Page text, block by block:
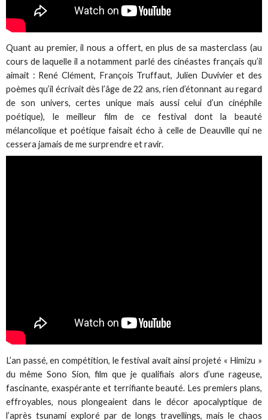
Quant au premier, il nous a offert, en plus de sa masterclass (au
cours de laquelle il a notamment parlé des cinéastes français qu’il
aimait : René Clément, François Truffaut, Julien Duvivier et des
poèmes qu’il écrivait dès l’âge de 22 ans, rien d’étonnant au regard
de son univers, certes unique mais aussi celui d’un cinéphile
poétique), le meilleur film de ce festival dont la beauté
mélancolique et poétique faisait écho à celle de Deauville qui ne
cessera jamais de me surprendre et ravir.
L’an passé, en compétition, le festival avait ainsi projeté « Himizu »
du même Sono Sion, film que je qualifiais alors d’une rageuse,
fascinante, exaspérante et terrifiante beauté. Les premiers plans,
effroyables, nous plongeaient dans le décor apocalyptique de
l’après tsunami exploré par de longs travellings, mais le chaos